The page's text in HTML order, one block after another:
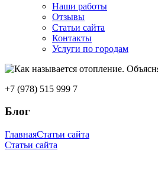
Наши работы
Отзывы
Статьи сайта
Контакты
Услуги по городам
+7 (978) 515 999 7
Блог
ГлавнаяСтатьи сайта
Статьи сайта